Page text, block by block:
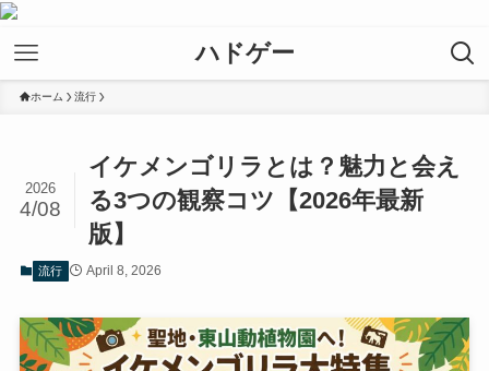
ハドゲー
ホーム 流行
イケメンゴリラとは？魅力と会え
る3つの観察コツ【2026年最新
版】
2026
4/08
流行 April 8, 2026